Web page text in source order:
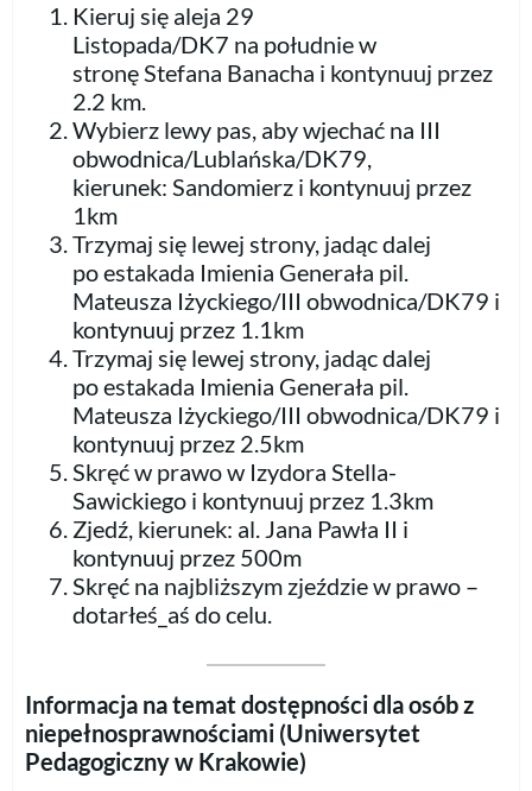
Kieruj się aleja 29
Listopada/DK7 na południe w
stronę Stefana Banacha i kontynuuj przez
2.2 km.
Wybierz lewy pas, aby wjechać na III
obwodnica/Lublańska/DK79,
kierunek: Sandomierz i kontynuuj przez
1km
Trzymaj się lewej strony, jadąc dalej
po estakada Imienia Generała pil.
Mateusza Iżyckiego/III obwodnica/DK79 i
kontynuuj przez 1.1km
Trzymaj się lewej strony, jadąc dalej
po estakada Imienia Generała pil.
Mateusza Iżyckiego/III obwodnica/DK79 i
kontynuuj przez 2.5km
Skręć w prawo w Izydora Stella-
Sawickiego i kontynuuj przez 1.3km
Zjedź, kierunek: al. Jana Pawła II i
kontynuuj przez 500m
Skręć na najbliższym zjeździe w prawo –
dotarłeś_aś do celu.
Informacja na temat dostępności dla osób z
niepełnosprawnościami (Uniwersytet
Pedagogiczny w Krakowie)